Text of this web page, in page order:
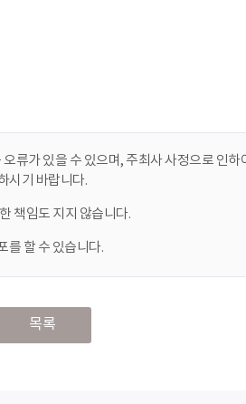
류가 있을 수 있으며, 주최사 사정으로 인하
시기 바랍니다.
책임도 지지 않습니다.
할 수 있습니다.
목록